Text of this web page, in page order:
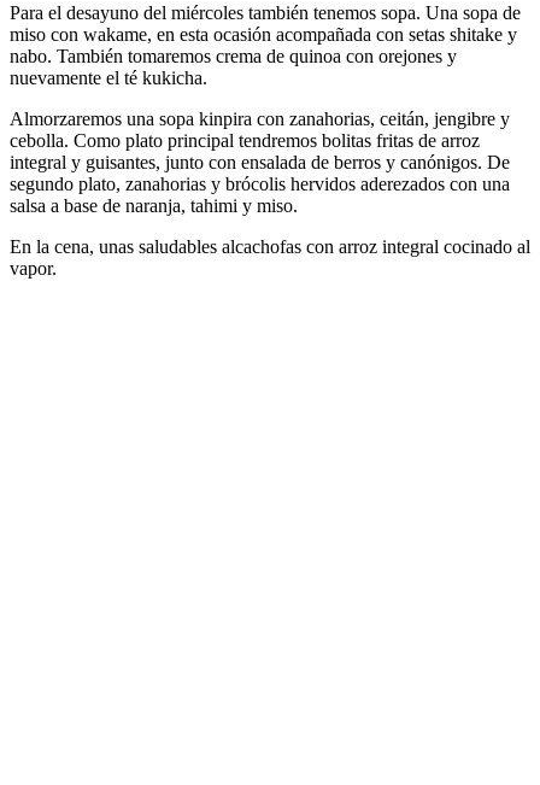
Para el desayuno del miércoles también tenemos sopa. Una sopa de
miso con wakame, en esta ocasión acompañada con setas shitake y
nabo. También tomaremos crema de quinoa con orejones y
nuevamente el té kukicha.
Almorzaremos una sopa kinpira con zanahorias, ceitán, jengibre y
cebolla. Como plato principal tendremos bolitas fritas de arroz
integral y guisantes, junto con ensalada de berros y canónigos. De
segundo plato, zanahorias y brócolis hervidos aderezados con una
salsa a base de naranja, tahimi y miso.
En la cena, unas saludables alcachofas con arroz integral cocinado al
vapor.